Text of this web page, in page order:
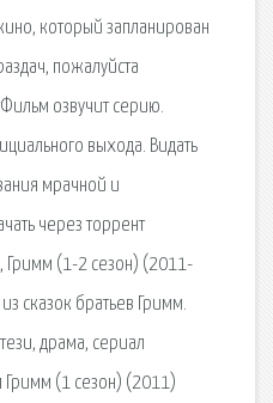
который запланирован
пожалуйста
озвучит серию.
выхода. Видать
мрачной и
через торрент
Гримм (1-2 сезон) (2011-
сказок братьев Гримм.
драма, сериал
Гримм (1 сезон) (2011)